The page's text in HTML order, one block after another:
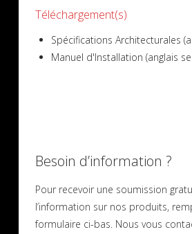
Téléchargement(s)
Spécifications Architecturales
Manuel d'Installation (anglais
Besoin d’information ?
Pour recevoir une soumission
l’information sur nos produits,
formulaire ci-bas. Nous vous